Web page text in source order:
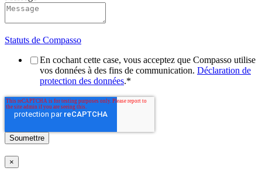
Statuts de Compasso
En cochant cette case, vous acceptez que Compasso utilise
vos données à des fins de communication. Déclaration de
protection des données.*
×